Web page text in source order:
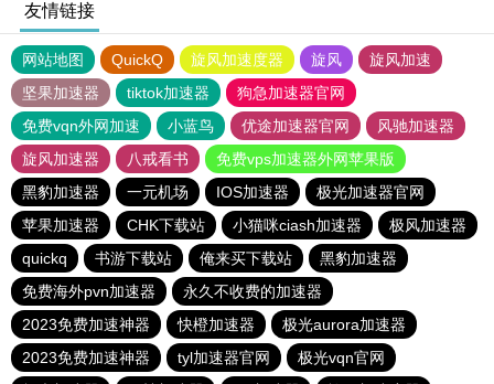
友情链接
网站地图 QuickQ 旋风加速度器 旋风
旋风加速
坚果加速器
tiktok加速器
狗急加速器官网
免费vqn外网加速
小蓝鸟 优途加速器官网
风驰加速器
旋风加速器
八戒看书
免费vps加速器外网苹果版
黑豹加速器
一元机场 IOS加速器
极光加速器官网
苹果加速器
CHK下载站 小猫咪ciash加速器
极风加速器
quickq
书游下载站 俺来买下载站
黑豹加速器
免费海外pvn加速器
永久不收费的加速器
2023免费加速神器
快橙加速器
极光aurora加速器
2023免费加速神器
tyl加速器官网
极光vqn官网